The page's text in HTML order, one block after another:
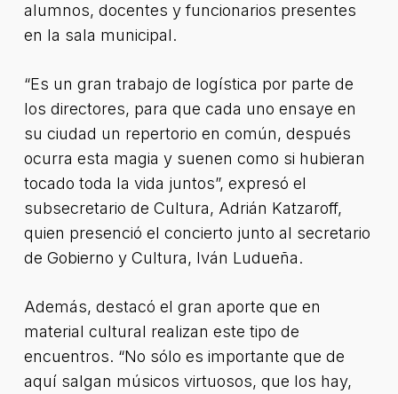
alumnos, docentes y funcionarios presentes
en la sala municipal.
“Es un gran trabajo de logística por parte de
los directores, para que cada uno ensaye en
su ciudad un repertorio en común, después
ocurra esta magia y suenen como si hubieran
tocado toda la vida juntos”, expresó el
subsecretario de Cultura, Adrián Katzaroff,
quien presenció el concierto junto al secretario
de Gobierno y Cultura, Iván Ludueña.
Además, destacó el gran aporte que en
material cultural realizan este tipo de
encuentros. “No sólo es importante que de
aquí salgan músicos virtuosos, que los hay,